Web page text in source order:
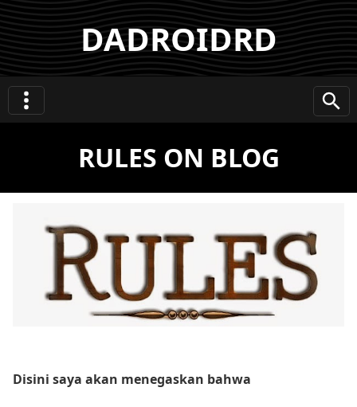
DADROIDRD
RULES ON BLOG
Disini saya akan menegaskan bahwa